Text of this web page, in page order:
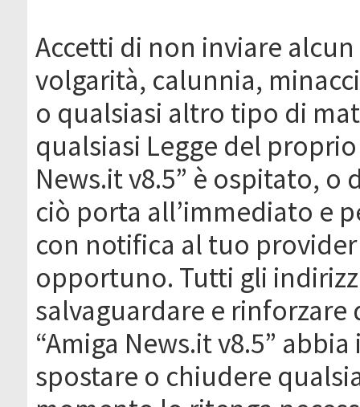
Accetti di non inviare
volgarità, calunnia,
o qualsiasi altro tipo di
qualsiasi Legge del
News.it v8.5” è ospitato, o
ciò porta all’immediato e
con notifica al tuo
opportuno. Tutti gli
salvaguardare e
“Amiga News.it v8.5”
spostare o chiudere